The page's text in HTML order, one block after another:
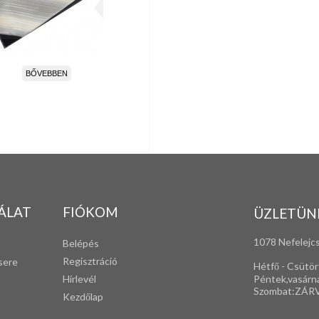
BŐVEBBEN
FIÓKOM
Belépés
Regisztráció
Hírlevél
Kezdőlap
1078
Hétfő -